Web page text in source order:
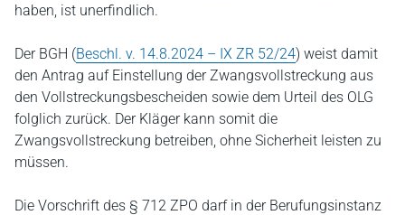
haben, ist unerfindlich.
Der BGH (Beschl. v. 14.8.2024 – IX ZR 52/24) weist damit
den Antrag auf Einstellung der Zwangsvollstreckung aus
den Vollstreckungsbescheiden sowie dem Urteil des OLG
folglich zurück. Der Kläger kann somit die
Zwangsvollstreckung betreiben, ohne Sicherheit leisten zu
müssen.
Die Vorschrift des § 712 ZPO darf in der Berufungsinstanz